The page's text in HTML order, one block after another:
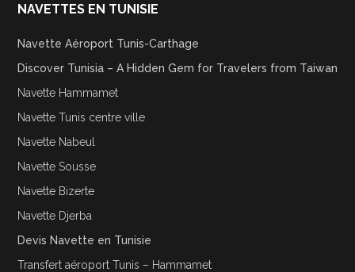
NAVETTES EN TUNISIE
Navette Aéroport Tunis-Carthage
Discover Tunisia – A Hidden Gem for Travelers from Taiwan
Navette Hammamet
Navette Tunis centre ville
Navette Nabeul
Navette Sousse
Navette Bizerte
Navette Djerba
Devis Navette en Tunisie
Transfert aéroport Tunis – Hammamet